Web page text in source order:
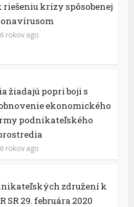
riešeniu krízy spôsobenej
6 rokov ago
žiadajú popri boji s
ekonomického
podnikateľského
6 rokov ago
združení k
SR 29. februára 2020